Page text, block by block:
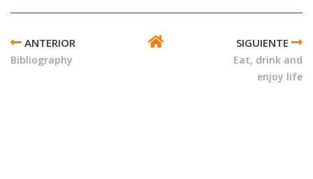
TRANSVERSALES
DE
Bibliography
Eat, drink and
enjoy life